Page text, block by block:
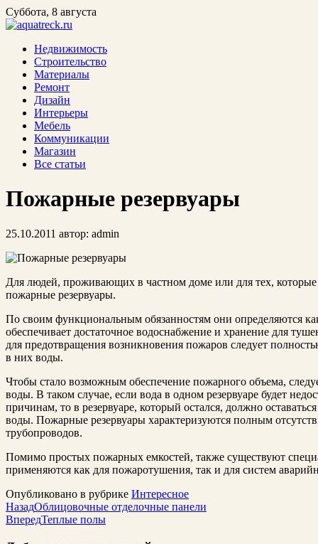
Суббота, 8 августа
Недвижимость
Строительство
Материалы
Ремонт
Дизайн
Интерьеры
Мебель
Коммуникации
Магазин
Все статьи
Пожарные резервуары
25.10.2011 автор: admin
Для людей, проживающих в частном доме или для тех, которые
пожарные резервуары.
По своим функциональным обязанностям они определяются
обеспечивает достаточное водоснабжение и хранение для
для предотвращения возникновения пожаров следует
в них воды.
Чтобы стало возможным обеспечение пожарного объема,
воды. В таком случае, если вода в одном резервуаре будет
причинам, то в резервуаре, который остался, должно
воды. Пожарные резервуары характеризуются полным
трубопроводов.
Помимо простых пожарных емкостей, также существуют
применяются как для пожаротушения, так и для систем
Опубликовано в рубрике Интересное
НазадОблицовочные отделочные панели
ВпередТеплые полы